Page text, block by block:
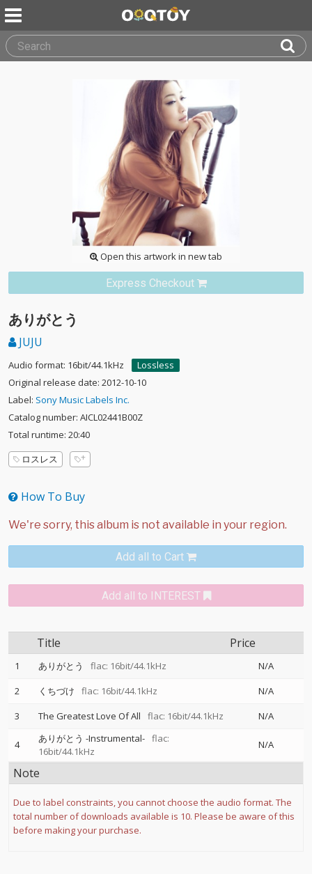
Open this artwork in new tab
Express Checkout
ありがとう
JUJU
Audio format: 16bit/44.1kHz
Lossless
Original release date: 2012-10-10
Label: Sony Music Labels Inc.
Catalog number: AICL02441B00Z
Total runtime: 20:40
ロスレス
How To Buy
Add all to Cart
Add all to INTEREST
Title Price
1 ありがとう flac: 16bit/44.1kHz
N/A
2
くちづけ flac: 16bit/44.1kHz
N/A
3
The Greatest Love Of All flac: 16bit/44.1kHz N/A
4 ありがとう -Instrumental- flac:
16bit/44.1kHz
N/A
Note
Due to label constraints, you cannot choose the audio format. The
total number of downloads available is 10. Please be aware of this
before making your purchase.